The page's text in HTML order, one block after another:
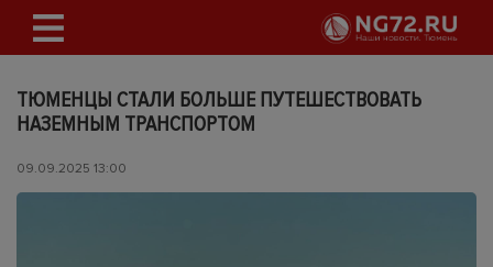
ТЮМЕНЦЫ СТАЛИ БОЛЬШЕ ПУТЕШЕСТВОВАТЬ
НАЗЕМНЫМ ТРАНСПОРТОМ
09.09.2025 13:00